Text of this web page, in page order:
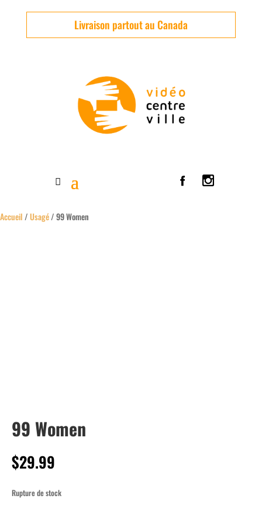
Livraison partout au Canada
Accueil/Usagé/ 99 Women
99 Women
$29.99
Rupture de stock